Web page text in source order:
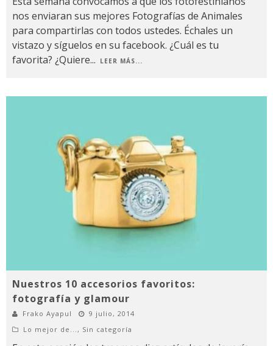
nos enviaran sus mejores Fotografías de Animales
para compartirlas con todos ustedes. Échales un
vistazo y síguelos en su facebook. ¿Cuál es tu
favorita? ¿Quiere... LEER MÁS...
Nuestros 10 accesorios favoritos:
fotografía y glamour
Frako Ayapul
9 julio, 2014
Lo mejor de... , Sin categoría